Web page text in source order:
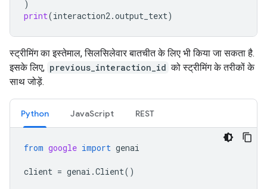
)
print(interaction2.output_text)
स्ट्रीमिंग का इस्तेमाल, सिलसिलेवार बातचीत के लिए भी किया जा सकता है.
इसके लिए, previous_interaction_id को स्ट्रीमिंग के तरीकों के
साथ जोड़ें.
Python JavaScript REST
from google import genai
client = genai .Client()